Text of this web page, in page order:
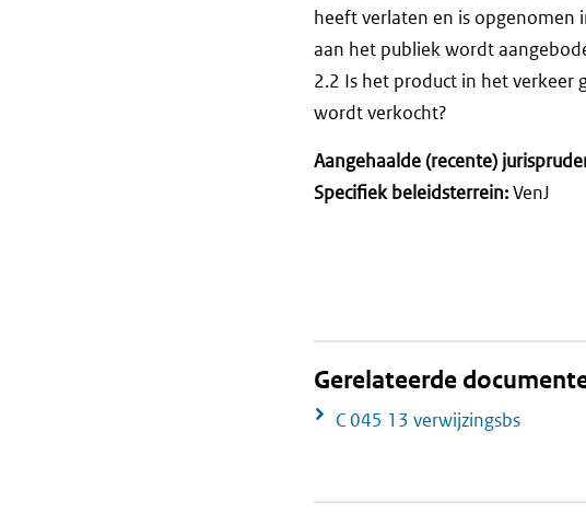
heeft verlaten en is opgenomen
aan het publiek wordt
2.2 Is het product in het verkeer
wordt verkocht?
Aangehaalde (recente)
Specifiek beleidsterrein:VenJ
Gerelateerde
C 045 13 verwijzingsbs